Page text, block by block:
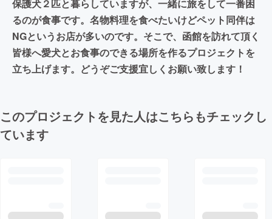
保護犬２匹と暮らしていますが、一緒に旅をして一番困
るのが食事です。名物料理を食べたいけどペット同伴は
NGというお店が多いのです。そこで、函館を訪れて頂く
皆様へ愛犬とお食事のできる場所を作るプロジェクトを
立ち上げます。どうぞご支援宜しくお願い致します！
このプロジェクトを見た人はこちらもチェックし
ています